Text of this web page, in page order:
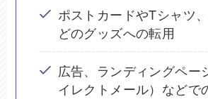
ポストカードやTシャツ
どのグッズへの転用
広告、ランディングペー
イレクトメール）などで